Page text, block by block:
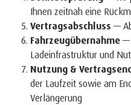
Ihnen zeitnah eine
Vertragsabschluss —
Fahrzeugübernahme —
Ladeinfrastruktur und
Nutzung &
der Laufzeit sowie am
Verlängerung